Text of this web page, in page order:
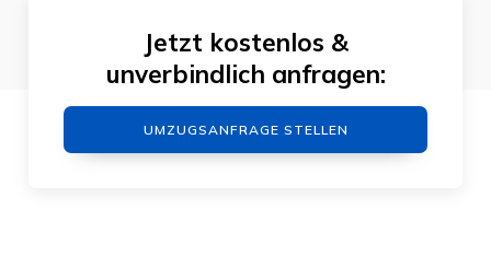
Jetzt kostenlos &
unverbindlich anfragen:
UMZUGSANFRAGE STELLEN